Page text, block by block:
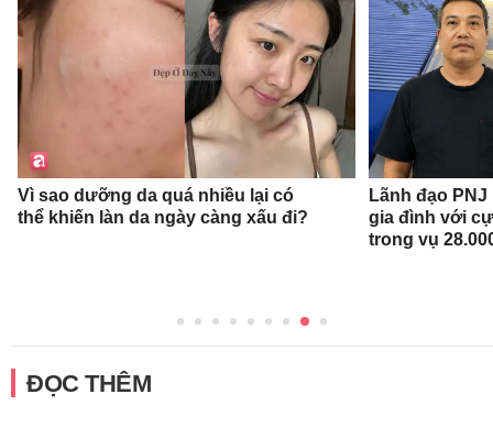
Vì sao dưỡng da quá nhiều lại có
thể khiến làn da ngày càng xấu đi?
Lãnh đạo
gia đình với
trong vụ
ĐỌC THÊM